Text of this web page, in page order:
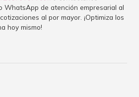
WhatsApp de atención empresarial al
al por mayor. ¡Optimiza los
hoy mismo!